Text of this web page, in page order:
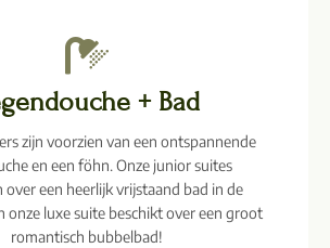
+ Bad
zijn voorzien van een ontspannende
en een föhn. Onze junior suites
over een heerlijk vrijstaand bad in de
onze luxe suite beschikt over een groot
romantisch bubbelbad!